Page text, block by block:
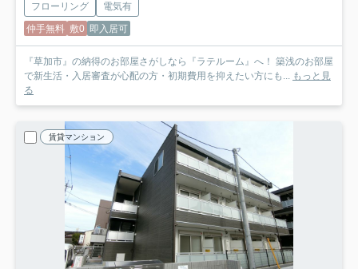
フローリング
電気有
仲手無料 敷0 即入居可
『草加市』の納得のお部屋さがしなら『ラテルーム』へ！ 築浅のお部屋
で新生活・入居審査が心配の方・初期費用を抑えたい方にも... もっと見
る
賃貸マンション